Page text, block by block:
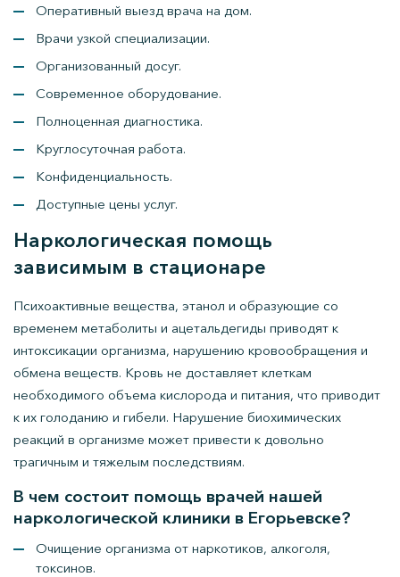
Оперативный выезд врача на дом.
Врачи узкой специализации.
Организованный досуг.
Современное оборудование.
Полноценная диагностика.
Круглосуточная работа.
Конфиденциальность.
Доступные цены услуг.
Наркологическая помощь
зависимым в стационаре
Психоактивные вещества, этанол и образующие со
временем метаболиты и ацетальдегиды приводят к
интоксикации организма, нарушению кровообращения и
обмена веществ. Кровь не доставляет клеткам
необходимого объема кислорода и питания, что приводит
к их голоданию и гибели. Нарушение биохимических
реакций в организме может привести к довольно
трагичным и тяжелым последствиям.
В чем состоит помощь врачей нашей
наркологической клиники в Егорьевске?
Очищение организма от наркотиков, алкоголя,
токсинов.